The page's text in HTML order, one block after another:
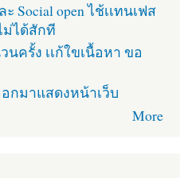
Social open ไช้เเทนเฟส
ม่ได้สักที
ครั้ง เเก้ใขเนื้อหา ขอ
กมาแสดงหน้าเว็บ
More